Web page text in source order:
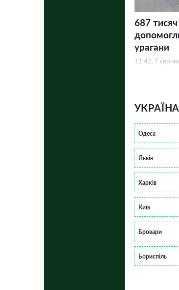
687
урагани
11:42, 7
УКРАЇНА
Одеса
Львів
Харків
Київ
Бровари
Бориспіль